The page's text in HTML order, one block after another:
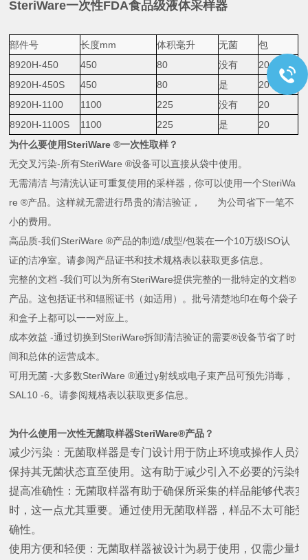
SteriWare一次性FDA食品级液体采样器
部件号 长度mm 体积毫升 无菌
包
8920H-450
450 80 没有
20
8920H-450S
450 80 是
20
8920H-1100
1100 225 没有
20
8920H-1100S
1100 225 是
20
为什么要使用SteriWare ®一次性取样？
无交叉污染-所有SteriWare ®设备可以直接从袋中使用。
无需清洁 与清洗认证可重复使用的采样器，你可以使用一个SteriWa
re ®产品。这样就无需进行昂贵的清洁验证， 为公司省下一笔不
小的费用。
高品质-我们SteriWare ®产品的制造/成型/包装在一个10万级ISO认
证的洁净室。请参阅产品证书和技术规格表以获取更多信息。
完整的文档 -我们可以为所有SteriWare提供完整的一批特定的文档®
产品。这包括证书和辐照证书（如适用）。批号清楚地印在每个袋子
和盒子上都可以一一对应上。
成本效益 -通过切换到 SteriWare拆卸清洁验证的需要®设备节省了时
间和总体的运营成本。
可用无菌 -大多数SteriWare ®通过γ射线或电子束产品可预先消毒，
SAL10 -6。请参阅规格表以获取更多信息。
为什么使用一次性无菌取样器SteriWare®产品？
减少污染：无菌取样器是专门设计用于防止环境或操作人员
保持其无菌状态直至使用。这有助于减少引入不必要的污染
提高准确性：无菌取样器有助于确保所采集的样品能够代表
时，这一点尤其重要。通过使用无菌取样器，样品不太可能
确性。
使用方便和轻便：无菌取样器被设计为易于使用，仅需少量